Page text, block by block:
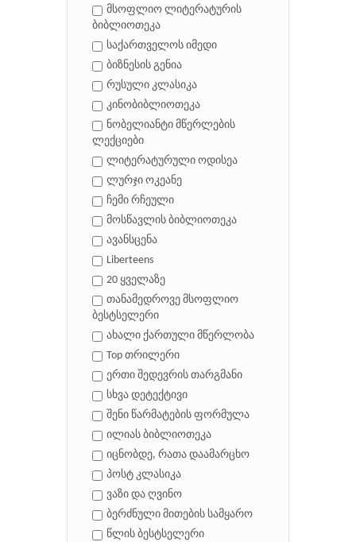
მსოფლიო ლიტერატურის
ბიბლიოთეკა
საქართველოს იმედი
ბიზნესის გენია
რუსული კლასიკა
კინობიბლიოთეკა
ნობელიანტი მწერლების
ლექციები
ლიტერატურული ოდისეა
ლურჯი ოკეანე
ჩემი რჩეული
მოსწავლის ბიბლიოთეკა
ავანსცენა
Liberteens
20 ყველაზე
თანამედროვე მსოფლიო
ბესტსელერი
ახალი ქართული მწერლობა
Top თრილერი
ერთი შედევრის თარგმანი
სხვა დეტექტივი
შენი წარმატების ფორმულა
ილიას ბიბლიოთეკა
იცნობდე, რათა დაამარცხო
პოსტ კლასიკა
ვაზი და ღვინო
ბერძნული მითების სამყარო
წლის ბესტსელერი